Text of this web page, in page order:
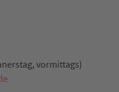
vormittags)